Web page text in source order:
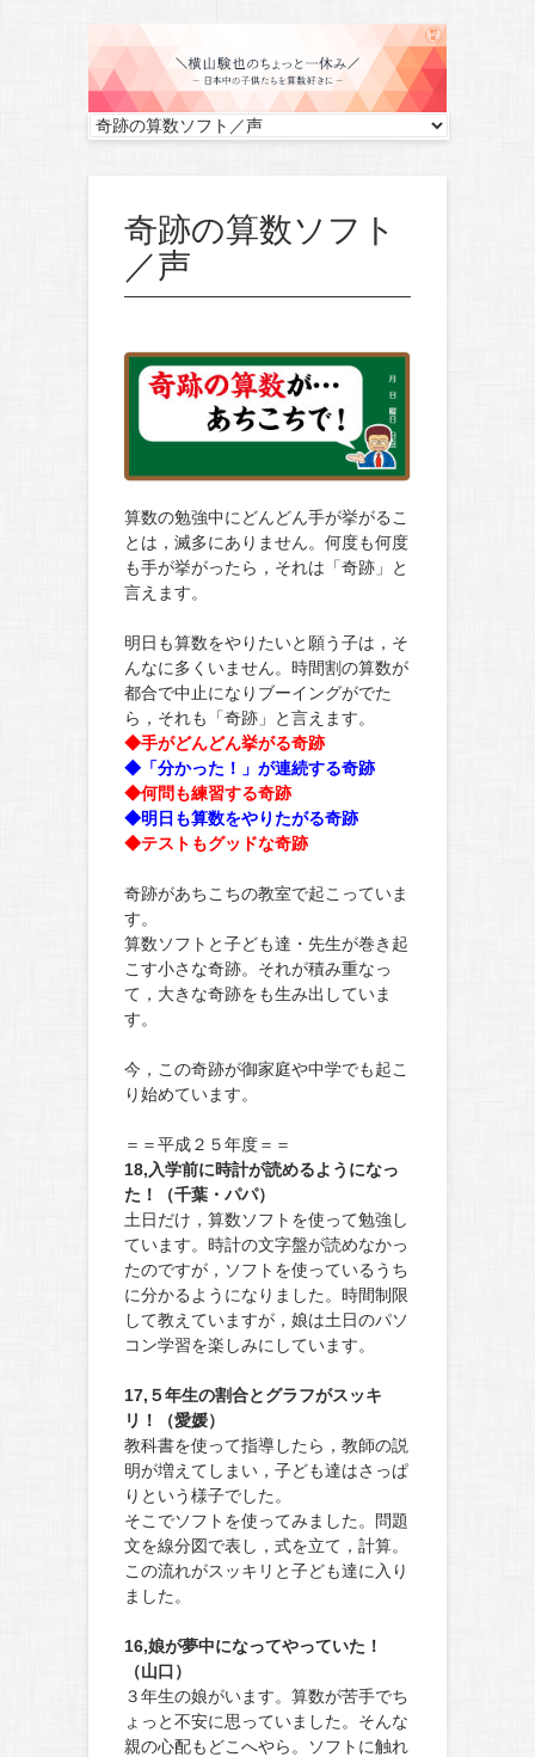
奇跡の算数ソフト
／声
算数の勉強中にどんどん手が挙がるこ
とは，滅多にありません。何度も何度
も手が挙がったら，それは「奇跡」と
言えます。
明日も算数をやりたいと願う子は，そ
んなに多くいません。時間割の算数が
都合で中止になりブーイングがでた
ら，それも「奇跡」と言えます。
◆手がどんどん挙がる奇跡
◆「分かった！」が連続する奇跡
◆何問も練習する奇跡
◆明日も算数をやりたがる奇跡
◆テストもグッドな奇跡
奇跡があちこちの教室で起こっていま
す。
算数ソフトと子ども達・先生が巻き起
こす小さな奇跡。それが積み重なっ
て，大きな奇跡をも生み出していま
す。
今，この奇跡が御家庭や中学でも起こ
り始めています。
＝＝平成２５年度＝＝
18,入学前に時計が読めるようになっ
た！（千葉・パパ）
土日だけ，算数ソフトを使って勉強し
ています。時計の文字盤が読めなかっ
たのですが，ソフトを使っているうち
に分かるようになりました。時間制限
して教えていますが，娘は土日のパソ
コン学習を楽しみにしています。
17,５年生の割合とグラフがスッキ
リ！（愛媛）
教科書を使って指導したら，教師の説
明が増えてしまい，子ども達はさっぱ
りという様子でした。
そこでソフトを使ってみました。問題
文を線分図で表し，式を立て，計算。
この流れがスッキリと子ども達に入り
ました。
16,娘が夢中になってやっていた！
（山口）
３年生の娘がいます。算数が苦手でち
ょっと不安に思っていました。そんな
親の心配もどこへやら。ソフトに触れ